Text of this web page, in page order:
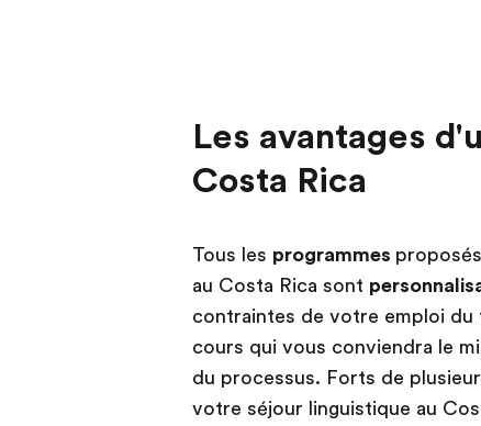
Les avantages
Costa Rica
Tous les programmes
au Costa Rica sont
contraintes de votre emploi du
cours qui vous conviendra le
du processus. Forts de
votre séjour linguistique au